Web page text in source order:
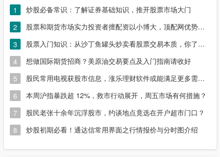
1
炒股必备常识：了解证券基础知识，推开股票市场大门
2
股票和期货市场实力投资者擅配资以小博大，顶配网优势尽显
3
股票入门知识：从沙丁鱼罐头炒卖看股票交易本质，你了解吗？
4
想做国际期货招商？美原油交易要点及入门指南请收好
5
股民常用电视获股市信息，涨乐理财软件或能满足更多需求？
6
本周沪指暴跌超 12%，救市行动展开，周五市场有何措施？
7
股民老张十余年沉浮股市，约谈地点竟选在开户超市门口？
8
炒股初期必看！通达信常用界面之行情报价与分时图介绍